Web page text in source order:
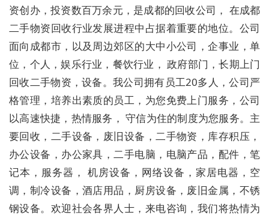
资创办，投资数百万余元，是成都的回收公司， 在成都
二手物资回收行业发展进程中占据着重要的地位。公司
面向成都市，以及周边郊区的大中小公司，企事业，单
位，个人，娱乐行业，餐饮行业， 政府部门，长期上门
回收二手物资，设备。我公司拥有员工20多人，公司严
格管理，培养出素质的员工，为您免费上门服务，公司
以高速快捷，热情服务， 守信为住的制度为您服务。主
要回收，二手设备，废旧设备，二手物资，库存积压，
办公设备，办公家具，二手电脑，电脑产品，配件，笔
记本，服务器， 机房设备，网络设备，家居电器，空
调，制冷设备，酒店用品，厨房设备，废旧金属，不锈
钢设备。欢迎社会各界人士，来电咨询，我们将热情为